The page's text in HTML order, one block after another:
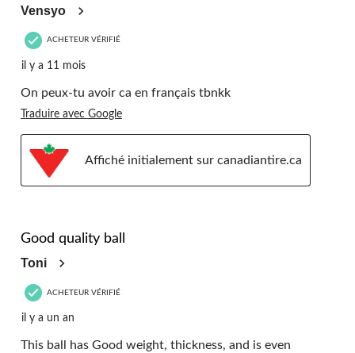
Vensyo
ACHETEUR VÉRIFIÉ
il y a 11 mois
On peux-tu avoir ca en français tbnkk
Traduire avec Google
Affiché initialement sur canadiantire.ca
Good quality ball
Toni
ACHETEUR VÉRIFIÉ
il y a un an
This ball has Good weight, thickness, and is even